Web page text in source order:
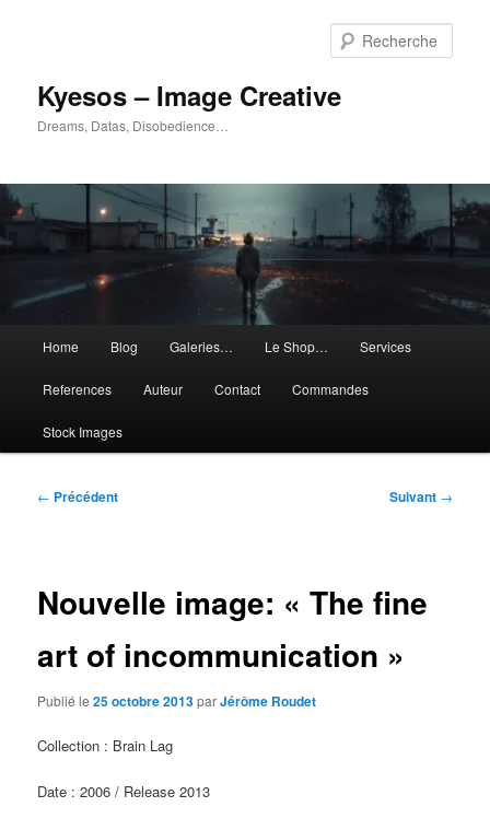
Kyesos – Image Creative
Dreams, Datas, Disobedience…
principal
Home Blog Galeries… Le Shop… Services
References Auteur Contact Commandes
Stock Images
Navigation
← Précédent Suivant →
Nouvelle image: « The fine
art of incommunication »
Publié le25 octobre 2013parJérôme Roudet
Collection : Brain Lag
Date : 2006 / Release 2013